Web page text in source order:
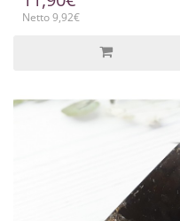
Netto 9,92€